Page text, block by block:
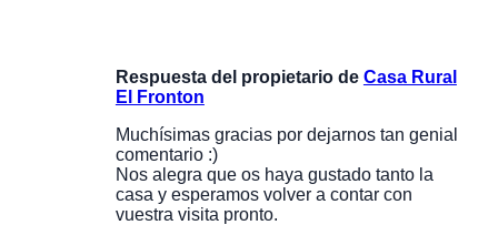
Respuesta del propietario de Casa Rural
El Fronton
Muchísimas gracias por dejarnos tan genial
comentario :)
Nos alegra que os haya gustado tanto la
casa y esperamos volver a contar con
vuestra visita pronto.